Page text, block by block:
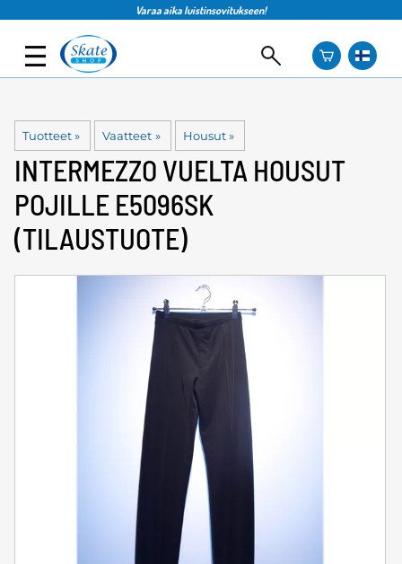
Varaa aika luistinsovitukseen!
Tuotteet‪» Vaatteet ‪» Housut ‪»
INTERMEZZO VUELTA HOUSUT
POJILLE E5096SK
(TILAUSTUOTE)